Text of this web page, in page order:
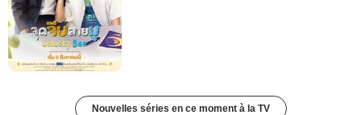
Nouvelles séries en ce moment à la TV